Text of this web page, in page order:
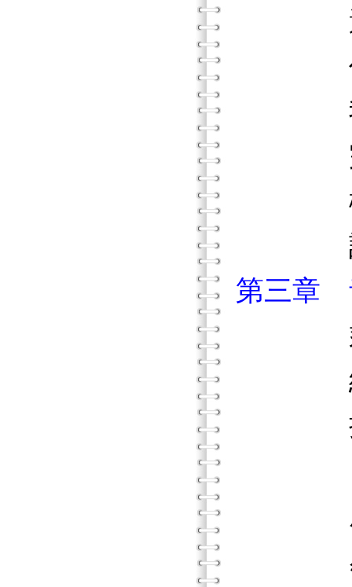
選定
信天
我們
完成
機票
討論
第三章
給我
把第
厚厚
感恩